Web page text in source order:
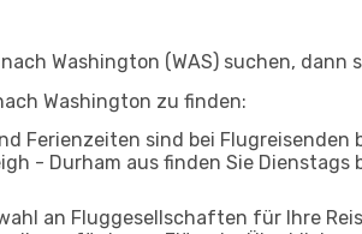
Washington (WAS) suchen, dann
Washington zu finden:
Ferienzeiten sind bei Flugreisenden
- Durham aus finden Sie Dienstags
an Fluggesellschaften für Ihre